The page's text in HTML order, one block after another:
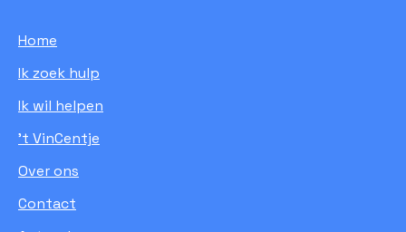
Home
Ik zoek hulp
Ik wil helpen
’t VinCentje
Over ons
Contact